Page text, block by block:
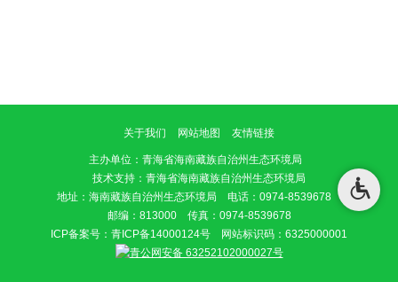
关于我们 网站地图 友情链接
主办单位 ：青海省海南藏族自治州生态环境局
技术支持：青海省海南藏族自治州生态环境局
地址：海南藏族自治州生态环境局 电话：0974-8539678
邮编：813000 传真：0974-8539678
ICP备案号： 青ICP备14000124号 网站标识码：6325000001
青公网安备 63252102000027号